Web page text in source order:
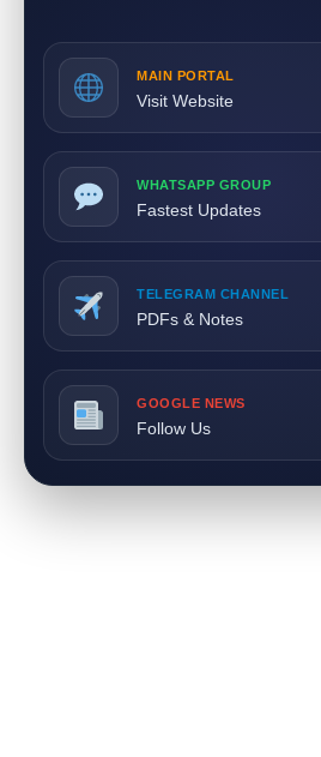
MAIN PORTAL
Visit Website
WHATSAPP GROUP
Fastest Updates
TELEGRAM CHANNEL
PDFs & Notes
GOOGLE NEWS
Follow Us